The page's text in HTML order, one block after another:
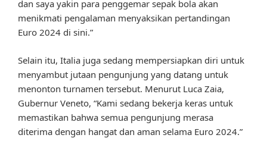
dan saya yakin para penggemar sepak bola akan
menikmati pengalaman menyaksikan pertandingan
Euro 2024 di sini.”
Selain itu, Italia juga sedang mempersiapkan diri untuk
menyambut jutaan pengunjung yang datang untuk
menonton turnamen tersebut. Menurut Luca Zaia,
Gubernur Veneto, “Kami sedang bekerja keras untuk
memastikan bahwa semua pengunjung merasa
diterima dengan hangat dan aman selama Euro 2024.”